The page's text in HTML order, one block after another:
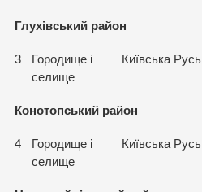
Глухівський район
3
Городище і
селище
Київська Русь
Конотопський район
4
Городище і
селище
Київська Русь